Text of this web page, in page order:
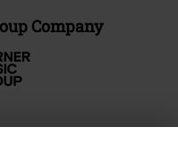
Company